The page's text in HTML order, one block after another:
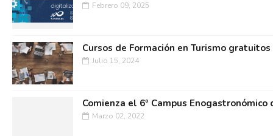
Febrero 09, 2025
Cursos de Formación en Turismo gratuitos
Julio 15, 2024
Comienza el 6º Campus Enogastronómico
Marzo 02, 2022